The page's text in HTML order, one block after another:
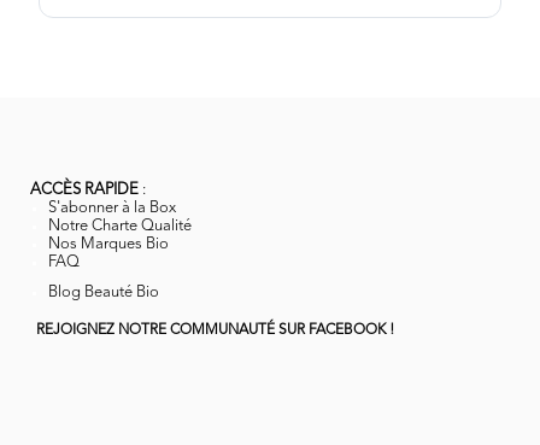
ACCÈS RAPIDE :
S'abonner à la Box
Notre Charte Qualité
Nos Marques Bio
FAQ
Blog Beauté Bio
REJOIGNEZ NOTRE COMMUNAUTÉ SUR FACEBOOK !